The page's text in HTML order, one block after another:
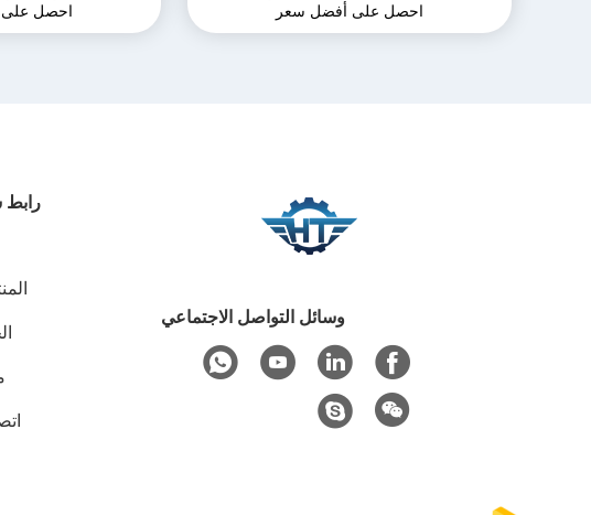
احصل على أفضل سعر
احصل
وسائل التواصل الاجتماعي
رابط